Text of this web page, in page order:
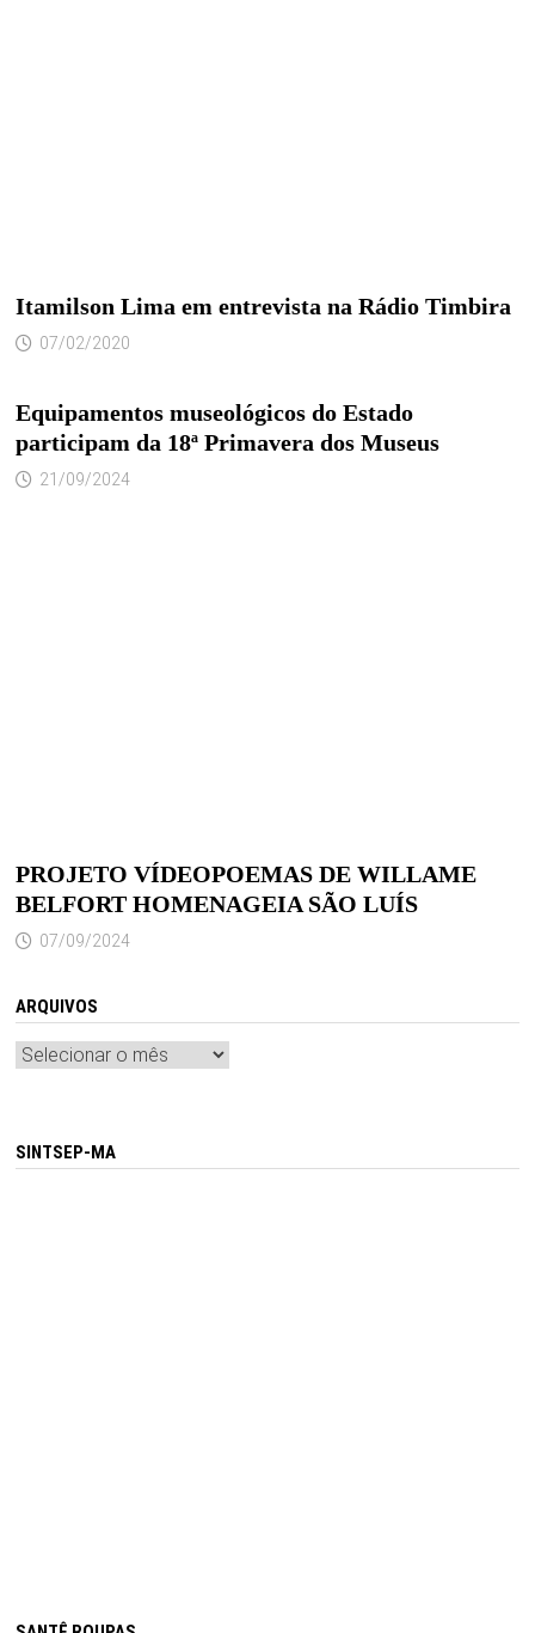
Itamilson Lima em entrevista na Rádio Timbira
07/02/2020
Equipamentos museológicos do Estado
participam da 18ª Primavera dos Museus
21/09/2024
PROJETO VÍDEOPOEMAS DE WILLAME
BELFORT HOMENAGEIA SÃO LUÍS
07/09/2024
ARQUIVOS
Arquivos
SINTSEP-MA